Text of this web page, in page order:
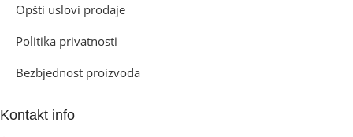
Opšti uslovi prodaje
Politika privatnosti
Bezbjednost proizvoda
Kontakt info